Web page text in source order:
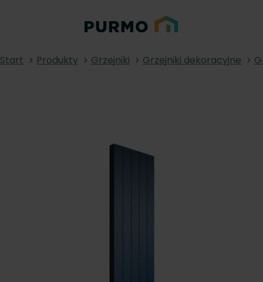
Start Produkty Grzejniki Grzejniki dekoracyjne